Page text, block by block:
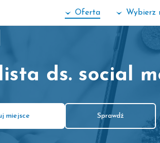
Oferta Wybierz
ds. social
miejsce Sprawdź